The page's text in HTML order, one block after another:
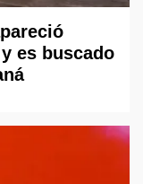
es buscado